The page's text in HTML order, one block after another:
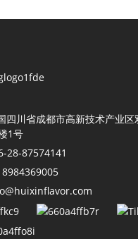
番茄味 H4011
四川省成都市高新技术产业区
1号
28-87574141